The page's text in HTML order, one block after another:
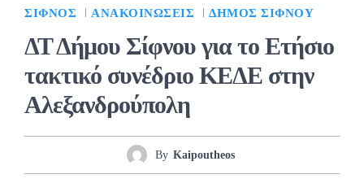
ΣΊΦΝΟΣ ΑΝΑΚΟΙΝΏΣΕΙΣ ΔΉΜΟΣ ΣΊΦΝΟΥ
ΔΤ Δήμου Σίφνου για το Ετήσιο
τακτικό συνέδριο ΚΕΔΕ στην
Αλεξανδρούπολη
By Kaipoutheos